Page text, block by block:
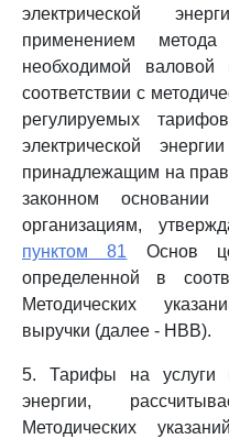
электрической
применением метода
необходимой валовой
соответствии с
регулируемых
электрической
принадлежащим на
законном основании
организациям,
пунктом 81 Основ
определенной в
Методических
выручки (далее - НВВ).
5. Тарифы на услуги
энергии,
Методических